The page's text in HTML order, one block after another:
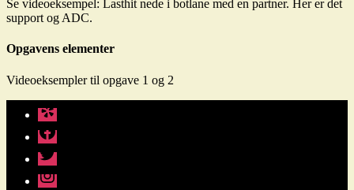
Se videoeksempel: Lasthit nede i botlane med en partner. Her er det
support og ADC.
Opgavens elementer
Videoeksempler til opgave 1 og 2
Yelp
Facebook
Twitter
Instagram